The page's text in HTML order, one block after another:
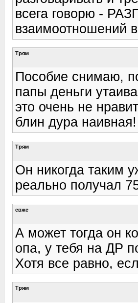
всега говорю -
взаимоотношений
Трям
Пособие снимаю,
папы деньги
это очень не
блин дура
Трям
Он никогда таким
реально получал
евже
А может тогда он
опа, у тебя на ДР
Хотя все равно,
Трям